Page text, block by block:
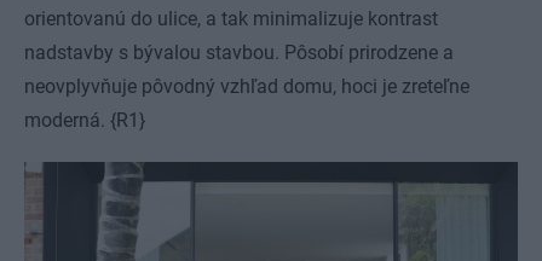
orientovanú do ulice, a tak minimalizuje kontrast
nadstavby s bývalou stavbou. Pôsobí prirodzene a
neovplyvňuje pôvodný vzhľad domu, hoci je zreteľne
moderná. {R1}